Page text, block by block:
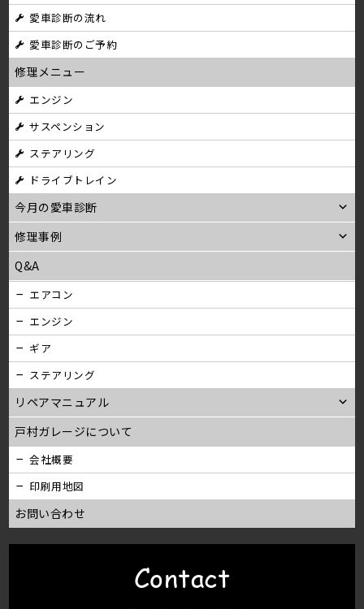
愛車診断の流れ
愛車診断のご予約
修理メニュー
エンジン
サスペンション
ステアリング
ドライブトレイン
今月の愛車診断
修理事例
Q&A
エアコン
エンジン
ギア
ステアリング
リペアマニュアル
戸村ガレージについて
会社概要
印刷用地図
お問い合わせ
Contact